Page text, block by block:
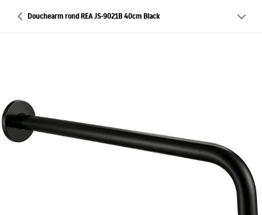
Douchearm rond REA JS-9021B 40cm Black